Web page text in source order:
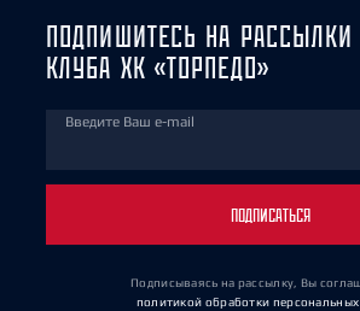
ПОДПИШИТЕСЬ НА РАССЫЛКИ
КЛУБА ХК «ТОРПЕДО»
Введите Ваш e-mail
ПОДПИСАТЬСЯ
Подписываясь на рассылку, Вы
политикой обработки